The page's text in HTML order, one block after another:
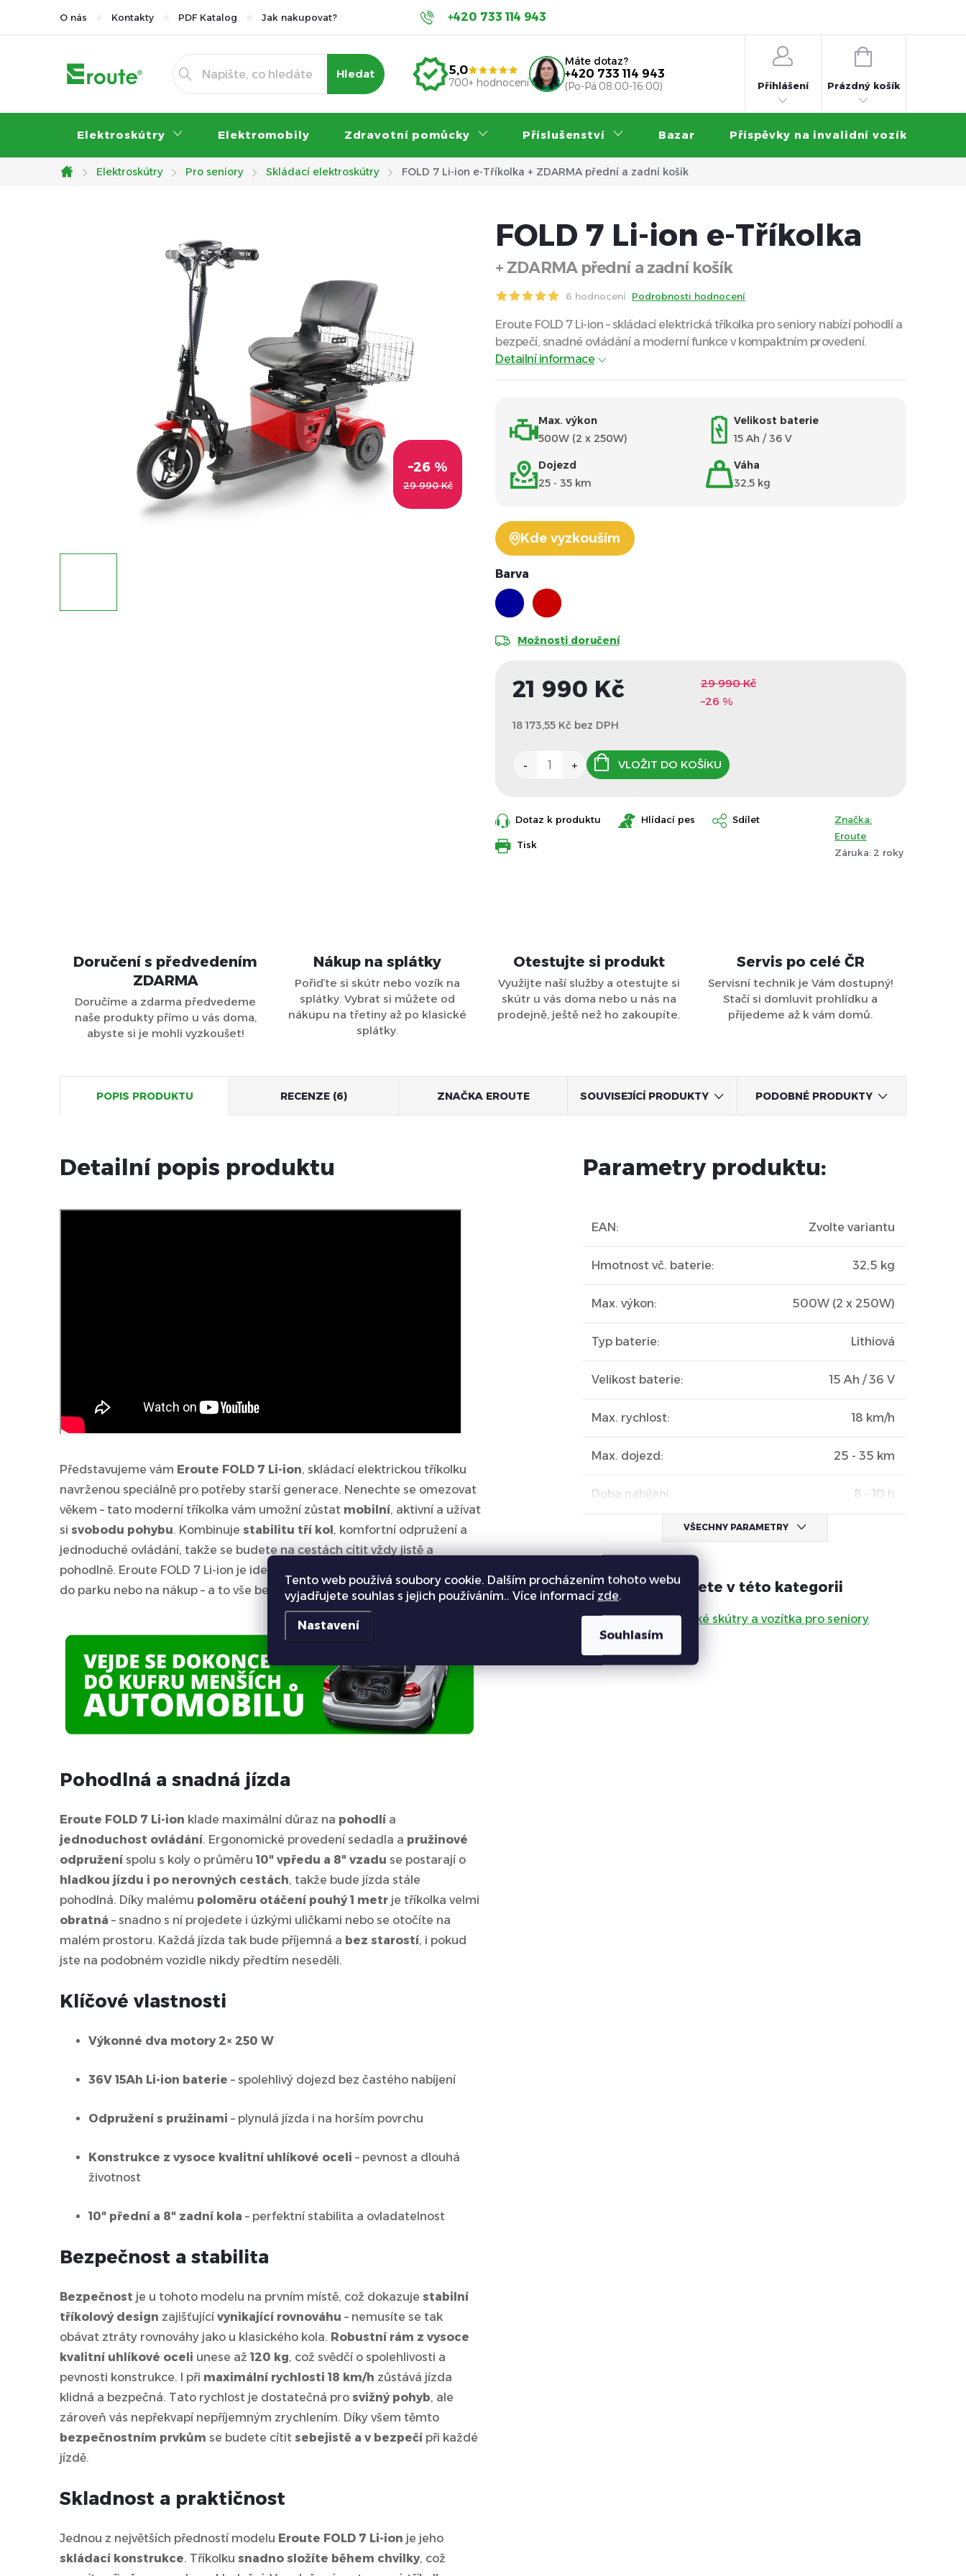
Tento web používá soubory cookie. Dalším procházením tohoto webu
vyjadřujete souhlas s jejich používáním.. Více informací zde.
Nastavení
Souhlasím
+420 733 114 943
O nás Kontakty PDF Katalog Jak nakupovat? Servis a záruka Příspěvky na invalidní vozík
Hledat 5,0
700+ hodnocení
Máte dotaz?
+420 733 114 943
(Po-Pá 08:00-16:00) Přihlášení
NÁKUPNÍ
KOŠÍK
Prázdný košík
Elektroskútry Elektromobily Zdravotní pomůcky Příslušenství Bazar Příspěvky na invalidní vozík
Domů
Elektroskútry Pro seniory Skládací elektroskútry FOLD 7 Li-ion e-Tříkolka + ZDARMA přední a zadní košík
29 990 Kč
–26 %
FOLD 7 Li-ion e-Tříkolka
+ ZDARMA přední a zadní košík
6 hodnocení Podrobnosti hodnocení
Eroute FOLD 7 Li-ion – skládací elektrická tříkolka pro seniory nabízí pohodlí a
bezpečí, snadné ovládání a moderní funkce v kompaktním provedení.
Detailní informace
Max. výkon
500W (2 x 250W)
Velikost baterie
15 Ah / 36 V
Dojezd
25 - 35 km
Váha
32,5 kg
Kde vyzkouším
Barva
Možnosti doručení
29 990 Kč
–26 %
21 990 Kč
18 173,55 Kč bez DPH
VLOŽIT DO KOŠÍKU
Tisk
Dotaz k produktu Hlídací pes Sdílet
Značka:
Eroute
Záruka: 2 roky
Doručení s předvedením
ZDARMA
Doručíme a zdarma předvedeme
naše produkty přímo u vás doma,
abyste si je mohli vyzkoušet!
Nákup na splátky
Pořiďte si skútr nebo vozík na
splátky. Vybrat si můžete od
nákupu na třetiny až po klasické
splátky.
Otestujte si produkt
Využijte naší služby a otestujte si
skútr u vás doma nebo u nás na
prodejně, ještě než ho zakoupíte.
Servis po celé ČR
Servisní technik je Vám dostupný!
Stačí si domluvit prohlídku a
přijedeme až k vám domů.
POPIS PRODUKTU RECENZE (6) ZNAČKAEROUTE SOUVISEJÍCÍ PRODUKTY PODOBNÉ PRODUKTY
Detailní popis produktu
Představujeme vám Eroute FOLD 7 Li-ion, skládací elektrickou tříkolku
navrženou speciálně pro potřeby starší generace. Nenechte se omezovat
věkem – tato moderní tříkolka vám umožní zůstat mobilní, aktivní a užívat
si svobodu pohybu. Kombinuje stabilitu tří kol, komfortní odpružení a
jednoduché ovládání, takže se budete na cestách cítit vždy jistě a
pohodlně. Eroute FOLD 7 Li-ion je ideální společník pro vyjížďky po městě,
do parku nebo na nákup – a to vše bez námahy a s úsměvem.
Pohodlná a snadná jízda
Eroute FOLD 7 Li-ion klade maximální důraz na pohodlí a
jednoduchost ovládání. Ergonomické provedení sedadla a pružinové
odpružení spolu s koly o průměru 10" vpředu a 8" vzadu se postarají o
hladkou jízdu i po nerovných cestách, takže bude jízda stále
pohodlná. Díky malému poloměru otáčení pouhý 1 metr je tříkolka velmi
obratná – snadno s ní projedete i úzkými uličkami nebo se otočíte na
malém prostoru. Každá jízda tak bude příjemná a bez starostí, i pokud
jste na podobném vozidle nikdy předtím neseděli.
Klíčové vlastnosti
Výkonné dva motory 2× 250 W
36V 15Ah Li-ion baterie – spolehlivý dojezd bez častého nabíjení
Odpružení s pružinami – plynulá jízda i na horším povrchu
Konstrukce z vysoce kvalitní uhlíkové oceli – pevnost a dlouhá
životnost
10" přední a 8" zadní kola – perfektní stabilita a ovladatelnost
Bezpečnost a stabilita
Bezpečnost je u tohoto modelu na prvním místě, což dokazuje stabilní
tříkolový design zajišťující vynikající rovnováhu – nemusíte se tak
obávat ztráty rovnováhy jako u klasického kola. Robustní rám z vysoce
kvalitní uhlíkové oceli unese až 120 kg, což svědčí o spolehlivosti a
pevnosti konstrukce. I při maximální rychlosti 18 km/h zůstává jízda
klidná a bezpečná. Tato rychlost je dostatečná pro svižný pohyb, ale
zároveň vás nepřekvapí nepříjemným zrychlením. Díky všem těmto
bezpečnostním prvkům se budete cítit sebejistě a v bezpečí při každé
jízdě.
Skladnost a praktičnost
Jednou z největších předností modelu Eroute FOLD 7 Li-ion je jeho
skládací konstrukce. Tříkolku snadno složíte během chvilky, což
Parametry produktu:
EAN: Zvolte variantu
Hmotnost vč. baterie: 32,5 kg
Max. výkon: 500W (2 x 250W)
Typ baterie: Lithiová
Velikost baterie: 15 Ah / 36 V
Max. rychlost: 18 km/h
Max. dojezd: 25 - 35 km
Doba nabíjení 8 – 10 h
VŠECHNY PARAMETRY
Produkt naleznete v této kategorii
Skládací elektrické skútry a vozítka pro seniory